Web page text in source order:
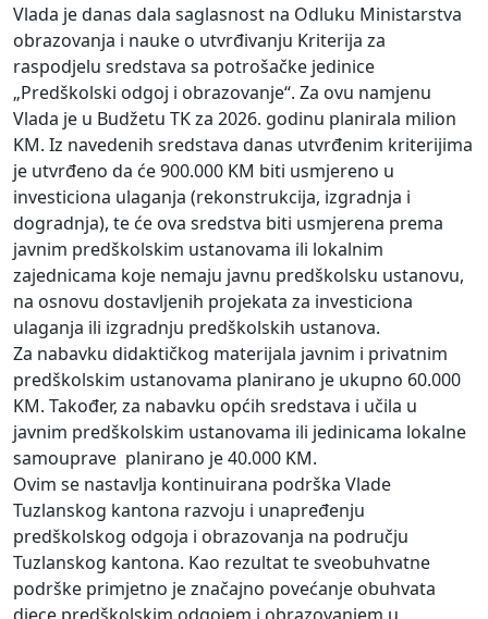
Vlada je danas dala saglasnost na Odluku Ministarstva
obrazovanja i nauke o utvrđivanju Kriterija za
raspodjelu sredstava sa potrošačke jedinice
„Predškolski odgoj i obrazovanje“. Za ovu namjenu
Vlada je u Budžetu TK za 2026. godinu planirala milion
KM. Iz navedenih sredstava danas utvrđenim kriterijima
je utvrđeno da će 900.000 KM biti usmjereno u
investiciona ulaganja (rekonstrukcija, izgradnja i
dogradnja), te će ova sredstva biti usmjerena prema
javnim predškolskim ustanovama ili lokalnim
zajednicama koje nemaju javnu predškolsku ustanovu,
na osnovu dostavljenih projekata za investiciona
ulaganja ili izgradnju predškolskih ustanova.
Za nabavku didaktičkog materijala javnim i privatnim
predškolskim ustanovama planirano je ukupno 60.000
KM. Također, za nabavku općih sredstava i učila u
javnim predškolskim ustanovama ili jedinicama lokalne
samouprave planirano je 40.000 KM.
Ovim se nastavlja kontinuirana podrška Vlade
Tuzlanskog kantona razvoju i unapređenju
predškolskog odgoja i obrazovanja na području
Tuzlanskog kantona. Kao rezultat te sveobuhvatne
podrške primjetno je značajno povećanje obuhvata